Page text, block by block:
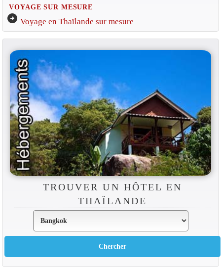
VOYAGE SUR MESURE
arrow_circle_right Voyage en Thaïlande sur mesure
TROUVER UN HÔTEL EN
THAÏLANDE